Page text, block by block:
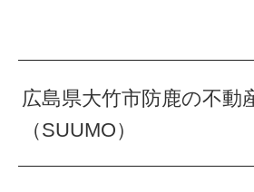
広島県大竹市防鹿の不動
（SUUMO）